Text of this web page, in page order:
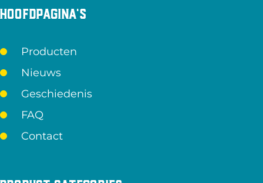
Hoofdpagina's
Producten
Nieuws
Geschiedenis
FAQ
Contact